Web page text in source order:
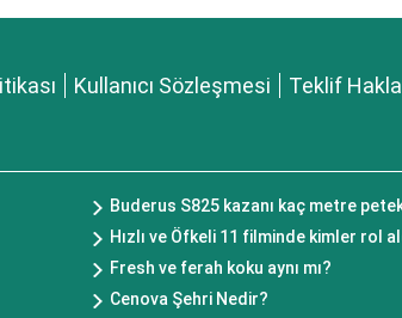
Kullanıcı Sözleşmesi Teklif
Buderus S825 kazanı kaç metre petek
Hızlı ve Öfkeli 11 filminde kimler rol
Fresh ve ferah koku aynı mı?
Cenova Şehri Nedir?